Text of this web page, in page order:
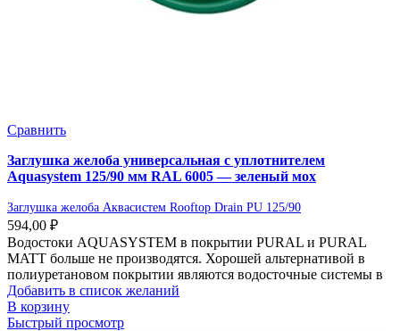
Сравнить
Заглушка желоба универсальная с уплотнителем
Aquasystem 125/90 мм RAL 6005 — зеленый мох
Заглушка желоба Аквасистем Rooftop Drain PU 125/90
594,00 ₽
Водостоки AQUASYSTEM в покрытии PURAL и PURAL
MATT больше не производятся. Хорошей альтернативой в
полиуретановом покрытии являются водосточные системы в
Добавить в список желаний
В корзину
Быстрый просмотр